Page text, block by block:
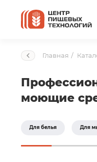
Главная
моющие
Для белья Для